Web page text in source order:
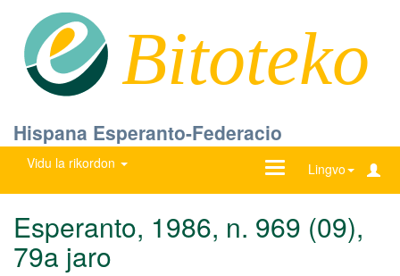
Bitoteko
Hispana Esperanto-Federacio
Vidu la rikordon Lingvo
Ŝanĝu
Esperanto, 1986, n. 969 (09),
79a jaro